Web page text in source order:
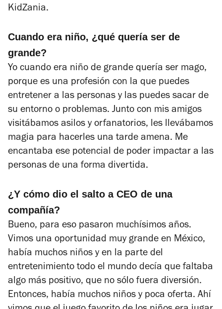
KidZania.
Cuando era niño, ¿qué quería ser de
grande?
Yo cuando era niño de grande quería ser mago,
porque es una profesión con la que puedes
entretener a las personas y las puedes sacar de
su entorno o problemas. Junto con mis amigos
visitábamos asilos y orfanatorios, les llevábamos
magia para hacerles una tarde amena. Me
encantaba ese potencial de poder impactar a las
personas de una forma divertida.
¿Y cómo dio el salto a CEO de una
compañía?
Bueno, para eso pasaron muchísimos años.
Vimos una oportunidad muy grande en México,
había muchos niños y en la parte del
entretenimiento todo el mundo decía que faltaba
algo más positivo, que no sólo fuera diversión.
Entonces, había muchos niños y poca oferta. Ahí